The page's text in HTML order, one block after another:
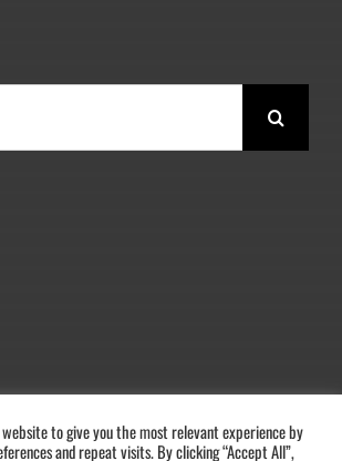
website to give you the most relevant experience by
and repeat visits. By clicking “Accept All”,